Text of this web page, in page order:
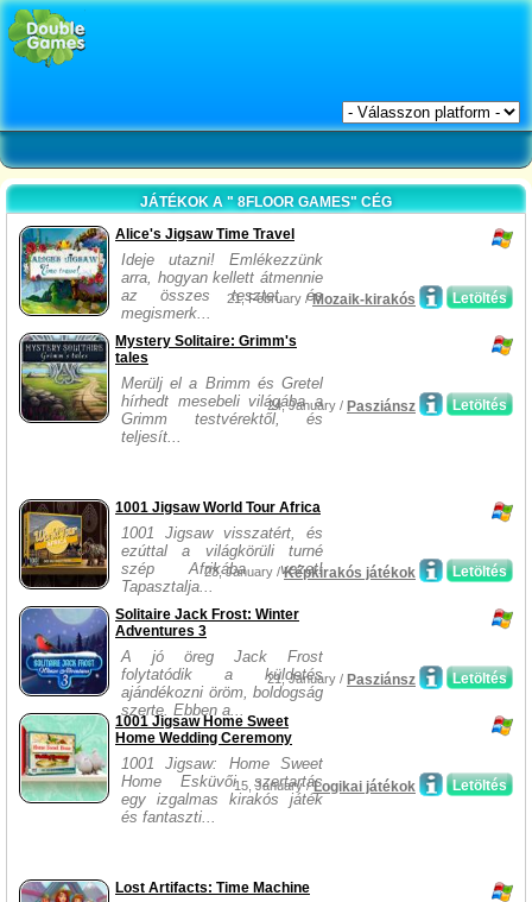
JÁTÉKOK A " 8FLOOR GAMES" CÉG
Alice's Jigsaw Time Travel
Ideje utazni! Emlékezzünk
arra, hogyan kellett átmennie
az összes tesztet, és
megismerk...
Letöltés
21, February /Mozaik-kirakós
Mystery Solitaire: Grimm's
tales
Merülj el a Brimm és Gretel
hírhedt mesebeli világába a
Grimm testvérektől, és
teljesít...
Letöltés
24, January / Pasziánsz
1001 Jigsaw World Tour Africa
1001 Jigsaw visszatért, és
ezúttal a világkörüli turné
szép Afrikába vezet!
Tapasztalja...
Letöltés
23, January /Képkirakós játékok
Solitaire Jack Frost: Winter
Adventures 3
A jó öreg Jack Frost
folytatódik a küldetés
ajándékozni öröm, boldogság
szerte. Ebben a...
Letöltés
21, January / Pasziánsz
1001 Jigsaw Home Sweet
Home Wedding Ceremony
1001 Jigsaw: Home Sweet
Home Esküvői szertartás
egy izgalmas kirakós játék
és fantaszti...
Letöltés
15, January /Logikai játékok
Lost Artifacts: Time Machine